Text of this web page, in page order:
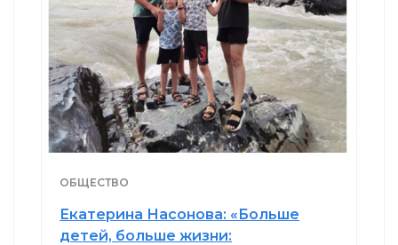
ОБЩЕСТВО
Екатерина Насонова: «Больше
детей, больше жизни: